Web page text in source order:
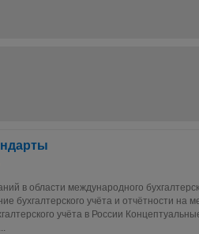
в области международного
бухгалтерского учёта и отчётности на
учёта в России